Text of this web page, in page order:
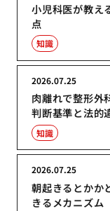
小児科医が教え
点
知識
肉離れで整形外
判断基準と法的
2026.07.25
知識
朝起きるとかか
きるメカニズム
2026.07.25